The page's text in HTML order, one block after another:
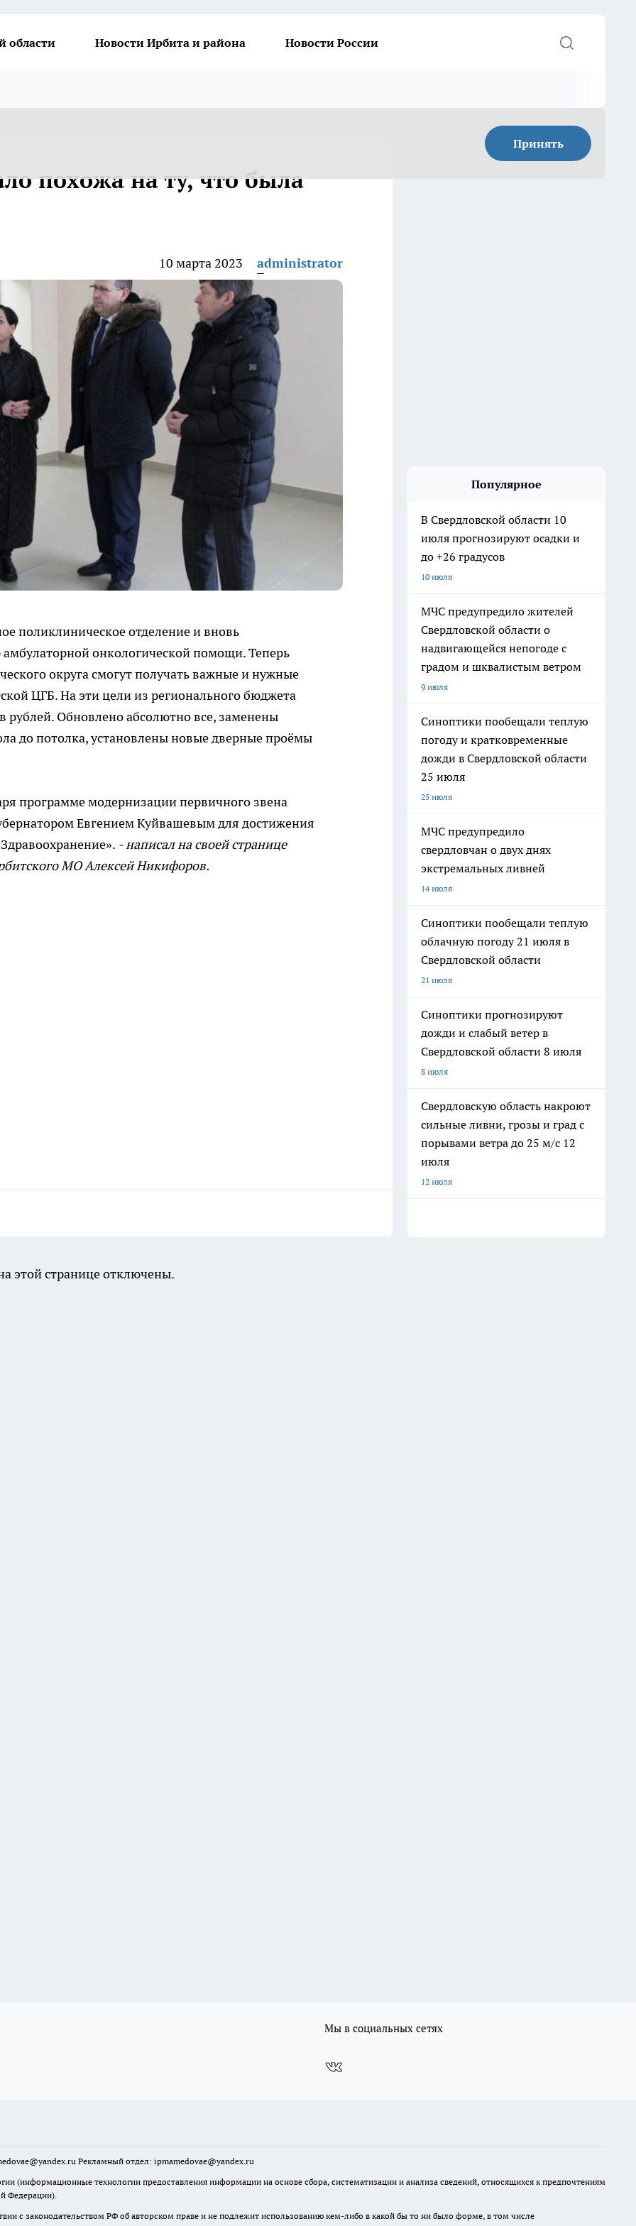
области Новости Ирбита и района Новости России
Принять
похожа на ту, что была
10 марта 2023 administrator
поликлиническое отделение и вновь
онкологической помощи. Теперь
округа смогут получать важные и нужные
ЦГБ. На эти цели из регионального бюджета
Обновлено абсолютно все, заменены
до потолка, установлены новые дверные проёмы
программе модернизации первичного звена
Евгением Куйвашевым для достижения
- написал на своей странице
МО Алексей Никифоров.
Популярное
В Свердловской области 10
июля прогнозируют осадки и
до +26 градусов
10 июля
МЧС предупредило жителей
Свердловской области о
надвигающейся непогоде с
градом и шквалистым ветром
9 июля
Синоптики пообещали теплую
погоду и кратковременные
дожди в Свердловской области
25 июля
25 июля
МЧС предупредило
свердловчан о двух днях
экстремальных ливней
14 июля
Синоптики пообещали теплую
облачную погоду 21 июля в
Свердловской области
21 июля
Синоптики прогнозируют
дожди и слабый ветер в
Свердловской области 8 июля
8 июля
Свердловскую область накроют
сильные ливни, грозы и град с
порывами ветра до 25 м/с 12
июля
12 июля
этой странице отключены.
Мы в социальных сетях
Рекламный отдел: ipmamedovae@yandex.ru
(информационные технологии предоставления информации на основе сбора, систематизации и анализа сведений, относящихся к предпочтениям
Федерации).
с законодательством РФ об авторском праве и не подлежит использованию кем-либо в какой бы то ни было форме, в том числе